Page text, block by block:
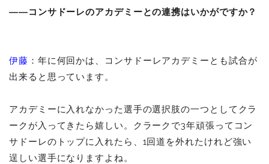
――コンサドーレのアカデミーとの連携はいかがですか？
伊藤 ：年に何回かは、コンサドーレアカデミーとも試合が
出来ると思っています。
アカデミーに入れなかった選手の選択肢の一つとしてクラ
ークが入ってきたら嬉しい。クラークで3年頑張ってコン
サドーレのトップに入れたら、1回道を外れたけれど強い
逞しい選手になりますよね。